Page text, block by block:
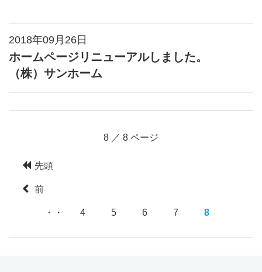
2018年09月26日
ホームページリニューアルしました。
（株）サンホーム
8 ／ 8 ページ
先頭
前
・・ 4 5 6 7 8